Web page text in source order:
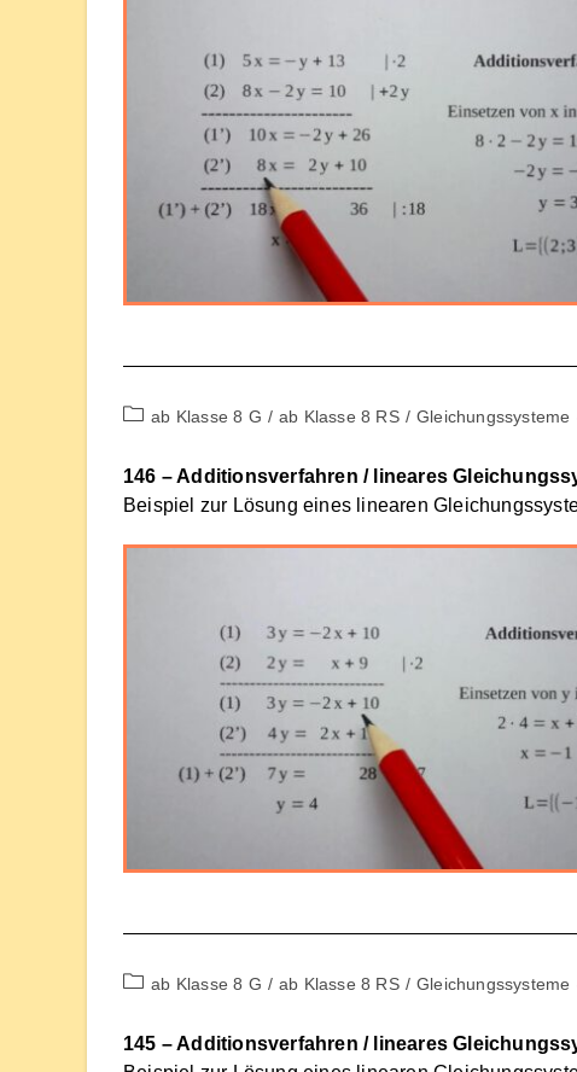
Beitrags-
ab Klasse 8 G / ab Klasse 8 RS / Gleichungssysteme
146 – Additionsverfahren / lineares
Beispiel zur Lösung eines linearen
Beitrags-
ab Klasse 8 G / ab Klasse 8 RS / Gleichungssysteme
145 – Additionsverfahren / lineares